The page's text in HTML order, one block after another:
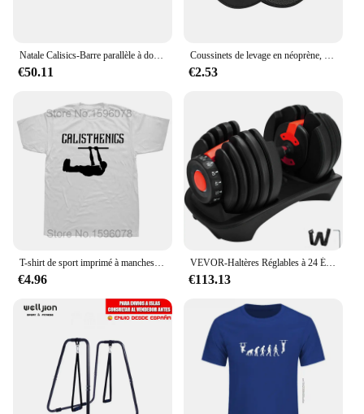
Natale Calisics-Barre parallèle à double barre, équipement d'entraînement à domicile, exercice musculaire, fitness des bras, biceps, triceps, poignées
€50.11
Coussinets de levage en néoprène, gants d'entraînement de gymnastique, WePackage, Calisnatale Ics Powerlifting, Fitness Sports, protège-mains, 2 pièces
€2.53
T-shirt de sport imprimé à manches courtes pour hommes et femmes, tee-shirt de fitness à la mode, respirant, drôle, Calisas, natale Ics, The Best
€4.96
VEVOR-Haltères Réglables à 24 Écrous, Équipement de Fitness, Livraison dans l'UE, 2.5-24kg
€113.13